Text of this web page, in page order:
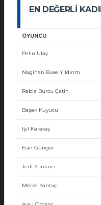
EN DEĞERLI
OYUNCU
Pelin Ulaş
Nagihan Buse Yıldırım
Rabia Burcu Çetin
Başak Kuyucu
Işıl Karataş
Esin Güngör
Jerfi Kantarcı
Merve Yantaç